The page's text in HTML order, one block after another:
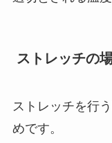
ストレッチの
ストレッチを行
めです。